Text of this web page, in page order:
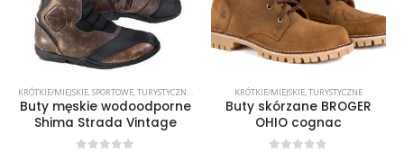
KRÓTKIE/MIEJSKIE,SPORTOWE,TURYSTYCZNE , TURYSTYCZNE
Buty męskie wodoodporne
Shima Strada Vintage
KRÓTKIE/MIEJSKIE,TURYSTYCZNE
Buty skórzane BROGER
OHIO cognac